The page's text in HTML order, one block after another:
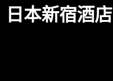
日本新宿酒店